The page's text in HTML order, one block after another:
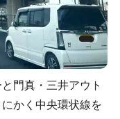
門真・三井アウト
かく中央環状線を